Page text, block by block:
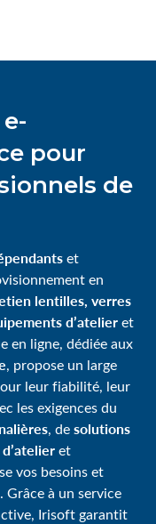
pour
de
et
en
lentilles, verres
d’atelieret
en ligne, dédiée aux
, propose un large
leur fiabilité, leur
les exigences du
, desolutions
et
vos besoins et
à un service
Irisoft garantit